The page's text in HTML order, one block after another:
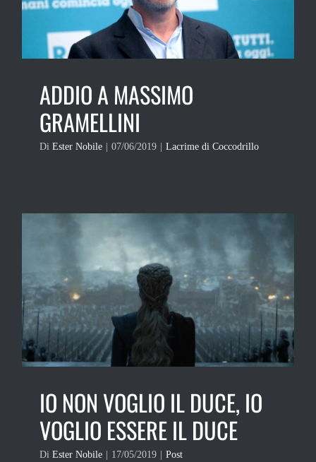
ADDIO A MASSIMO
GRAMELLINI
Di Ester Nobile 07/06/2019 Lacrime di Coccodrillo
IO NON VOGLIO IL DUCE, IO
VOGLIO ESSERE IL DUCE
Di Ester Nobile 17/05/2019 Post